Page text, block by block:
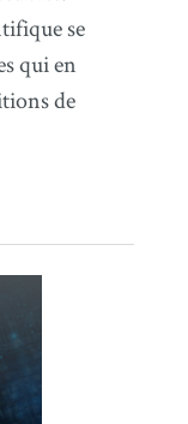
se
qui en
de